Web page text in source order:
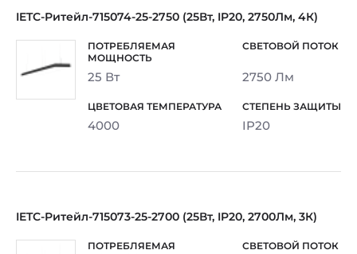
IETC-Ритейл-715074-25-2750 (25Вт, IP20, 2750Лм, 4К)
25 Вт 2750 Лм
4000 IP20
IETC-Ритейл-715073-25-2700 (25Вт, IP20, 2700Лм, 3К)